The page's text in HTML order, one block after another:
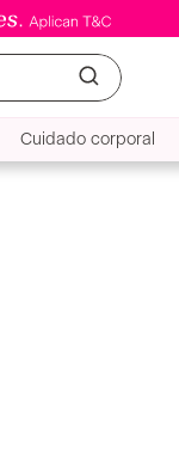
Cuidado corporal